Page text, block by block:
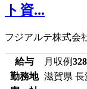
ト資...
フジアルテ株式会
給与 月収例
勤務地 滋賀県 長